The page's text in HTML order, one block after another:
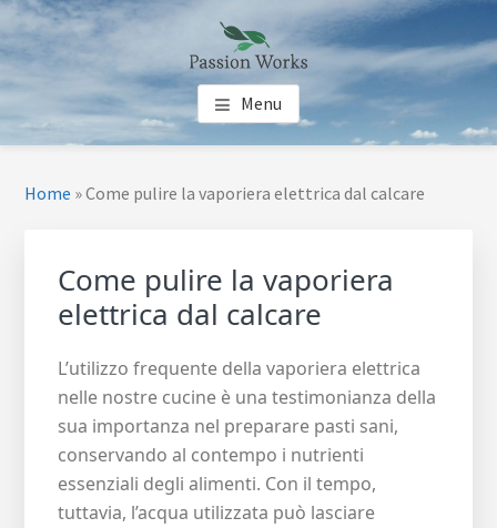
Skip
to
main
Skip
to
primary
Skip
to
footer PASSION WORKS
Guide per le tue Passioni
Menu
Home »Come pulire la vaporiera elettrica dal calcare
Come pulire la vaporiera
elettrica dal calcare
L’utilizzo frequente della vaporiera elettrica
nelle nostre cucine è una testimonianza della
sua importanza nel preparare pasti sani,
conservando al contempo i nutrienti
essenziali degli alimenti. Con il tempo,
tuttavia, l’acqua utilizzata può lasciare
Primary